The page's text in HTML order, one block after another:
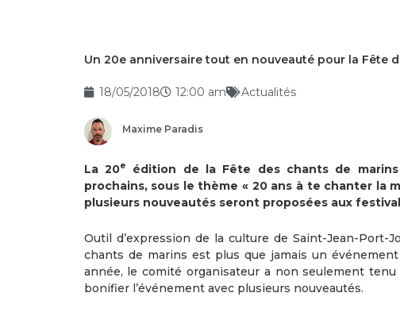
Un 20e anniversaire tout en nouveauté pour la Fête
18/05/2018 12:00 am Actualités
Maxime Paradis
La 20e
édition de la Fête des chants de
prochains, sous le thème « 20 ans à te chanter la
plusieurs nouveautés seront proposées aux
Outil d’expression de la culture de Saint-Jean-Port-
chants de marins est plus que jamais un
année, le comité organisateur a non seulement
bonifier l’événement avec plusieurs nouveautés.